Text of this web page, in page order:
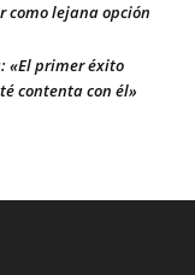
como lejana opción
«El primer éxito
contenta con él»